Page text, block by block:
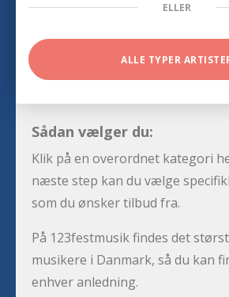
ELLER
ALLE TYPER
Sådan vælger du:
Klik på en overordnet kategori
næste step kan du vælge
som du ønsker tilbud fra.
På 123festmusik findes det
musikere i Danmark, så du kan
enhver anledning.